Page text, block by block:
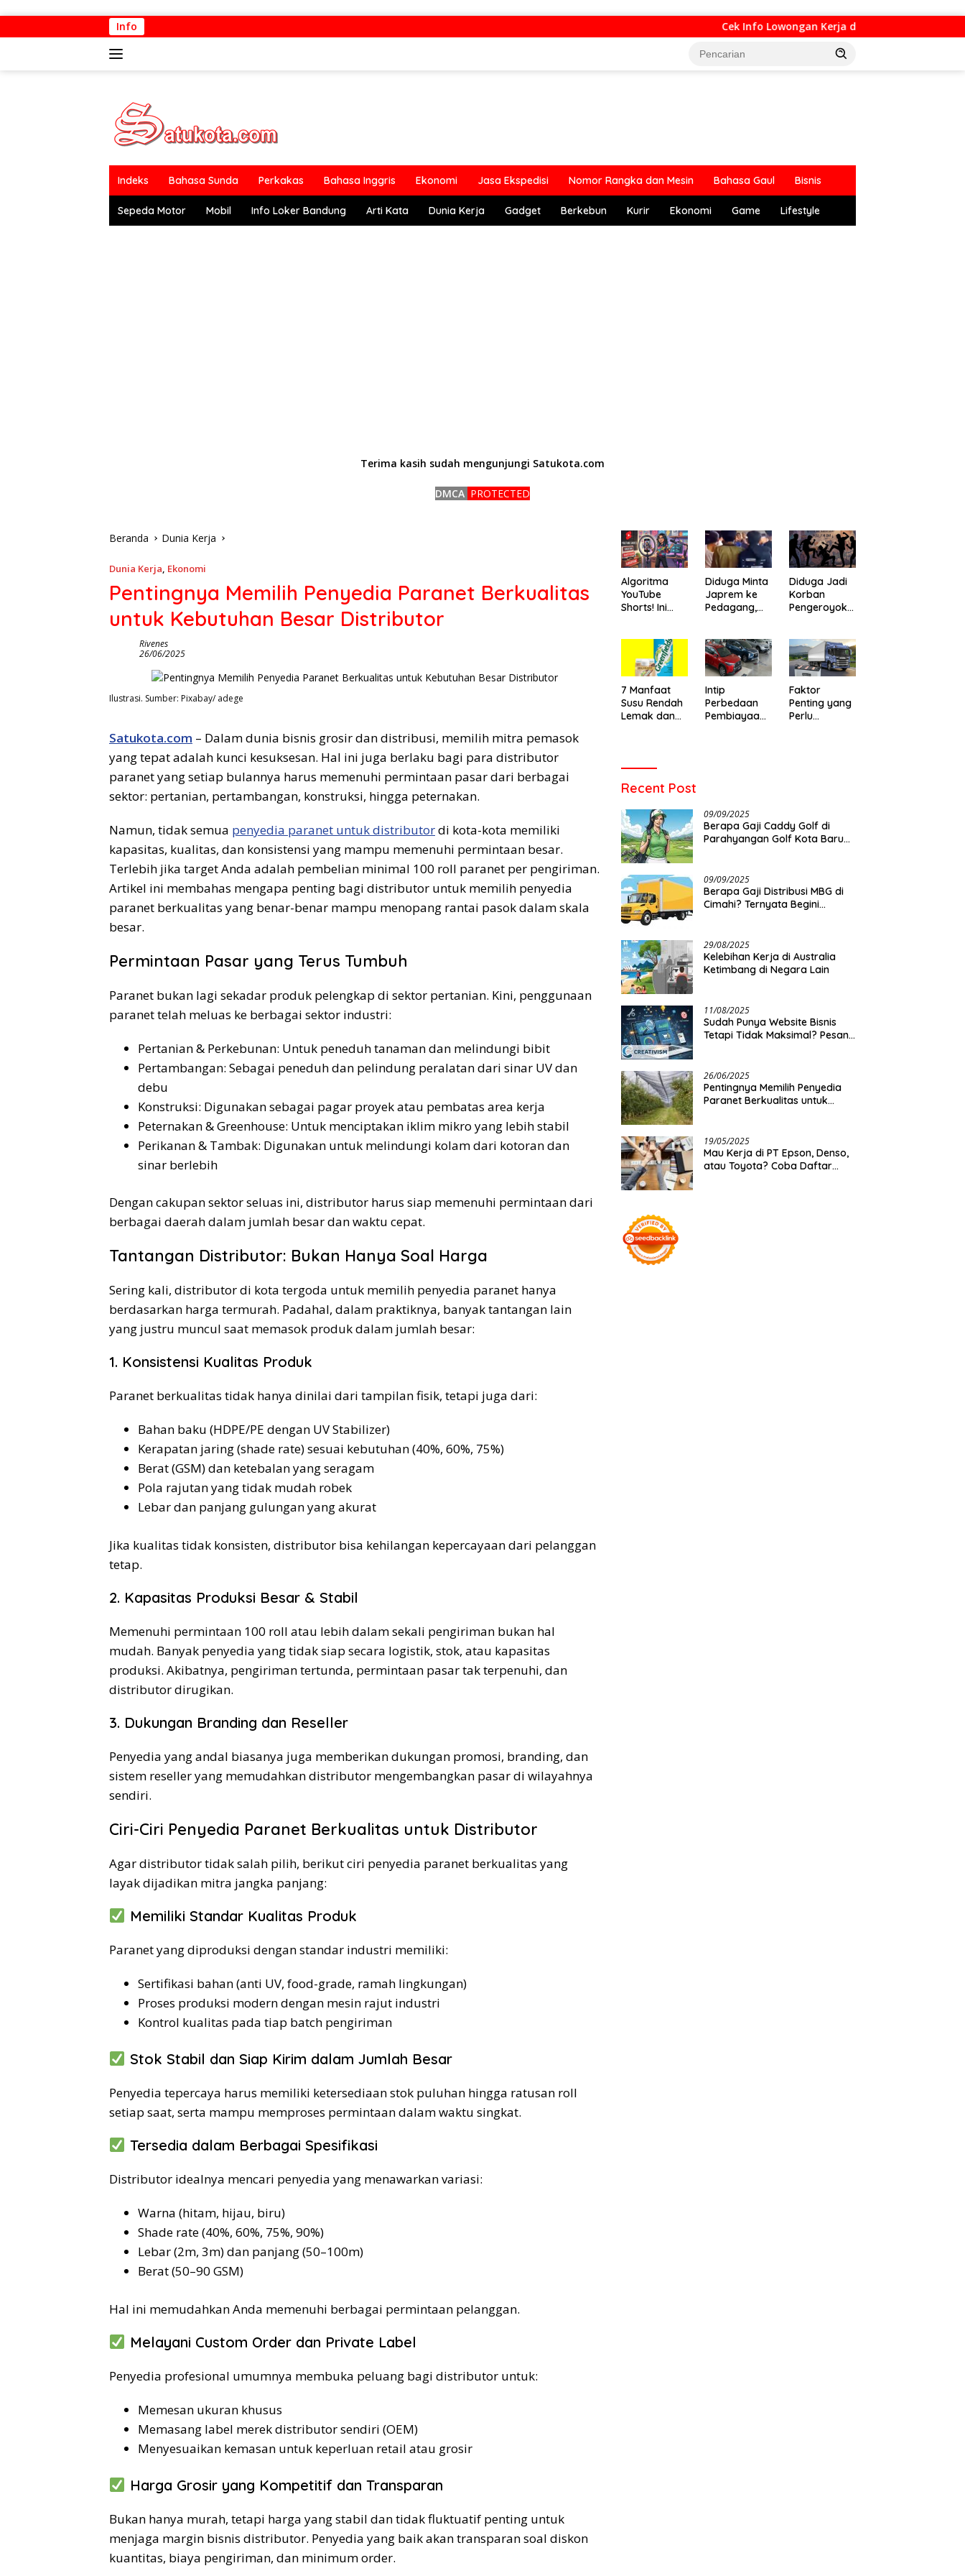
ke
Info Cek Info Lowongan Kerja di Bandung Raya Update
Indeks Bahasa Sunda Perkakas Bahasa Inggris Ekonomi Jasa Ekspedisi Nomor Rangka dan Mesin Bahasa Gaul Bisnis
Sepeda Motor Mobil Info Loker Bandung Arti Kata Dunia Kerja Gadget Berkebun Kurir Ekonomi Game Lifestyle
Terima kasih sudah mengunjungi Satukota.com
DMCA PROTECTED
Beranda Dunia Kerja
Dunia Kerja, Ekonomi
Pentingnya Memilih Penyedia Paranet Berkualitas
untuk Kebutuhan Besar Distributor
Rivenes
26/06/2025
Ilustrasi. Sumber: Pixabay/ adege
Satukota.com – Dalam dunia bisnis grosir dan distribusi, memilih mitra pemasok
yang tepat adalah kunci kesuksesan. Hal ini juga berlaku bagi para distributor
paranet yang setiap bulannya harus memenuhi permintaan pasar dari berbagai
sektor: pertanian, pertambangan, konstruksi, hingga peternakan.
Namun, tidak semua penyedia paranet untuk distributordi kota-kota memiliki
kapasitas, kualitas, dan konsistensi yang mampu memenuhi permintaan besar.
Terlebih jika target Anda adalah pembelian minimal 100 roll paranet per pengiriman.
Artikel ini membahas mengapa penting bagi distributor untuk memilih penyedia
paranet berkualitas yang benar-benar mampu menopang rantai pasok dalam skala
besar.
Permintaan Pasar yang Terus Tumbuh
Paranet bukan lagi sekadar produk pelengkap di sektor pertanian. Kini, penggunaan
paranet telah meluas ke berbagai sektor industri:
Pertanian & Perkebunan: Untuk peneduh tanaman dan melindungi bibit
Pertambangan: Sebagai peneduh dan pelindung peralatan dari sinar UV dan
debu
Konstruksi: Digunakan sebagai pagar proyek atau pembatas area kerja
Peternakan & Greenhouse: Untuk menciptakan iklim mikro yang lebih stabil
Perikanan & Tambak: Digunakan untuk melindungi kolam dari kotoran dan
sinar berlebih
Dengan cakupan sektor seluas ini, distributor harus siap memenuhi permintaan dari
berbagai daerah dalam jumlah besar dan waktu cepat.
Tantangan Distributor: Bukan Hanya Soal Harga
Sering kali, distributor di kota tergoda untuk memilih penyedia paranet hanya
berdasarkan harga termurah. Padahal, dalam praktiknya, banyak tantangan lain
yang justru muncul saat memasok produk dalam jumlah besar:
1. Konsistensi Kualitas Produk
Paranet berkualitas tidak hanya dinilai dari tampilan fisik, tetapi juga dari:
Bahan baku (HDPE/PE dengan UV Stabilizer)
Kerapatan jaring (shade rate) sesuai kebutuhan (40%, 60%, 75%)
Berat (GSM) dan ketebalan yang seragam
Pola rajutan yang tidak mudah robek
Lebar dan panjang gulungan yang akurat
Jika kualitas tidak konsisten, distributor bisa kehilangan kepercayaan dari pelanggan
tetap.
2. Kapasitas Produksi Besar & Stabil
Memenuhi permintaan 100 roll atau lebih dalam sekali pengiriman bukan hal
mudah. Banyak penyedia yang tidak siap secara logistik, stok, atau kapasitas
produksi. Akibatnya, pengiriman tertunda, permintaan pasar tak terpenuhi, dan
distributor dirugikan.
3. Dukungan Branding dan Reseller
Penyedia yang andal biasanya juga memberikan dukungan promosi, branding, dan
sistem reseller yang memudahkan distributor mengembangkan pasar di wilayahnya
sendiri.
Ciri-Ciri Penyedia Paranet Berkualitas untuk Distributor
Agar distributor tidak salah pilih, berikut ciri penyedia paranet berkualitas yang
layak dijadikan mitra jangka panjang:
Memiliki Standar Kualitas Produk
Paranet yang diproduksi dengan standar industri memiliki:
Sertifikasi bahan (anti UV, food-grade, ramah lingkungan)
Proses produksi modern dengan mesin rajut industri
Kontrol kualitas pada tiap batch pengiriman
Stok Stabil dan Siap Kirim dalam Jumlah Besar
Penyedia tepercaya harus memiliki ketersediaan stok puluhan hingga ratusan roll
setiap saat, serta mampu memproses permintaan dalam waktu singkat.
Tersedia dalam Berbagai Spesifikasi
Distributor idealnya mencari penyedia yang menawarkan variasi:
Warna (hitam, hijau, biru)
Shade rate (40%, 60%, 75%, 90%)
Lebar (2m, 3m) dan panjang (50–100m)
Berat (50–90 GSM)
Hal ini memudahkan Anda memenuhi berbagai permintaan pelanggan.
Melayani Custom Order dan Private Label
Penyedia profesional umumnya membuka peluang bagi distributor untuk:
Memesan ukuran khusus
Memasang label merek distributor sendiri (OEM)
Menyesuaikan kemasan untuk keperluan retail atau grosir
Harga Grosir yang Kompetitif dan Transparan
Bukan hanya murah, tetapi harga yang stabil dan tidak fluktuatif penting untuk
menjaga margin bisnis distributor. Penyedia yang baik akan transparan soal diskon
kuantitas, biaya pengiriman, dan minimum order.
Algoritma
YouTube
Shorts! Ini
Video Baru
Menemukan
Audiens yang
Tepat
Diduga Minta
Japrem ke
Pedagang,
Warga di
Leuwigajah
Cimahi
Diduga Jadi
Korban
Pengeroyoka
Meninggal
Setelah Dua
Hari Dirawat
7 Manfaat
Susu Rendah
Lemak dan
Intip
Perbedaan
Pembiayaan
Faktor
Penting yang
Perlu
Recent Post
09/09/2025
Berapa Gaji Caddy Golf di
Parahyangan Golf Kota Baru
09/09/2025
Berapa Gaji Distribusi MBG di
Cimahi? Ternyata Begini…
29/08/2025
Kelebihan Kerja di Australia
Ketimbang di Negara Lain
11/08/2025
Sudah Punya Website Bisnis
Tetapi Tidak Maksimal? Pesan
26/06/2025
Pentingnya Memilih Penyedia
Paranet Berkualitas untuk
19/05/2025
Mau Kerja di PT Epson, Denso,
atau Toyota? Coba Daftar